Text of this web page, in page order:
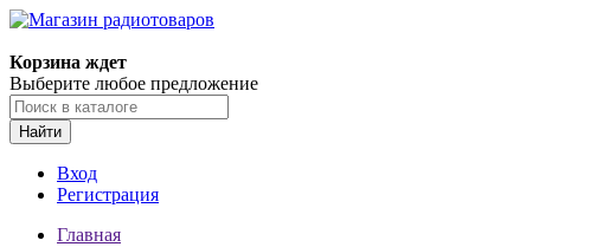
Корзина ждет
Выберите любое предложение
Найти
Вход
Регистрация
Главная